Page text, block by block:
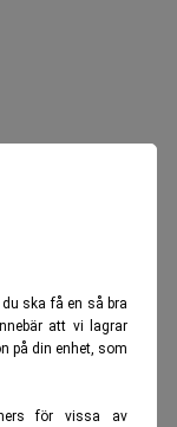
ska få en så bra
att vi lagrar
på din enhet, som
för vissa av